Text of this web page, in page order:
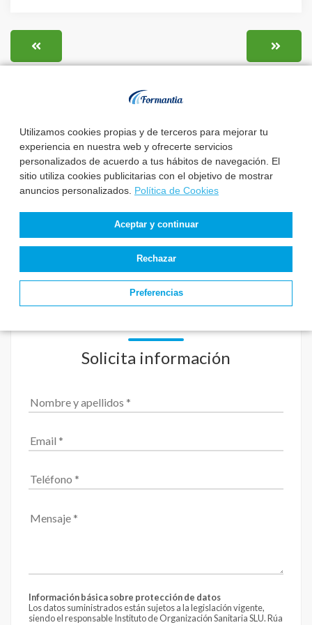
Utilizamos cookies propias y de terceros para mejorar tu
experiencia en nuestra web y ofrecerte servicios
personalizados de acuerdo a tus hábitos de navegación. El
sitio utiliza cookies publicitarias con el objetivo de mostrar
anuncios personalizados. Política de Cookies
Aceptar y continuar
Rechazar
Preferencias
Solicita información
Información básica sobre protección de datos
Los datos suministrados están sujetos a la legislación vigente,
siendo el responsable Instituto de Organización Sanitaria SLU. Rúa